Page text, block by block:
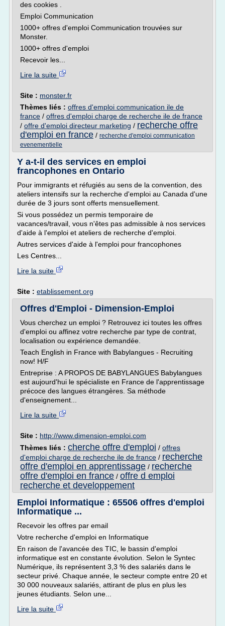
des cookies .
Emploi Communication
1000+ offres d'emploi Communication trouvées sur
Monster.
1000+ offres d'emploi
Recevoir les...
Lire la suite
Site : monster.fr
Thèmes liés : offres d'emploi communication ile de
france / offres d'emploi charge de recherche ile de france
/ offre d'emploi directeur marketing / recherche offre
d'emploi en france / recherche d'emploi communication
evenementielle
Y a-t-il des services en emploi
francophones en Ontario
Pour immigrants et réfugiés au sens de la convention, des
ateliers intensifs sur la recherche d'emploi au Canada d'une
durée de 3 jours sont offerts mensuellement.
Si vous possédez un permis temporaire de
vacances/travail, vous n'êtes pas admissible à nos services
d'aide à l'emploi et ateliers de recherche d'emploi.
Autres services d'aide à l'emploi pour francophones
Les Centres...
Lire la suite
Site : etablissement.org
Offres d'Emploi - Dimension-Emploi
Vous cherchez un emploi ? Retrouvez ici toutes les offres
d'emploi ou affinez votre recherche par type de contrat,
localisation ou expérience demandée.
Teach English in France with Babylangues - Recruiting
now! H/F
Entreprise : A PROPOS DE BABYLANGUES Babylangues
est aujourd'hui le spécialiste en France de l'apprentissage
précoce des langues étrangères. Sa méthode
d'enseignement...
Lire la suite
Site : http://www.dimension-emploi.com
Thèmes liés : cherche offre d'emploi / offres
d'emploi charge de recherche ile de france / recherche
offre d'emploi en apprentissage / recherche
offre d'emploi en france / offre d emploi
recherche et developpement
Emploi Informatique : 65506 offres d'emploi
Informatique ...
Recevoir les offres par email
Votre recherche d'emploi en Informatique
En raison de l'avancée des TIC, le bassin d'emploi
informatique est en constante évolution. Selon le Syntec
Numérique, ils représentent 3,3 % des salariés dans le
secteur privé. Chaque année, le secteur compte entre 20 et
30 000 nouveaux salariés, attirant de plus en plus les
jeunes étudiants. Selon une...
Lire la suite